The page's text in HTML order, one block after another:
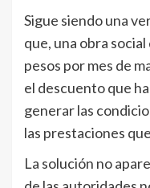
Sigue siendo una
que, una obra
pesos por mes de
el descuento que
generar las
las prestaciones
La solución no